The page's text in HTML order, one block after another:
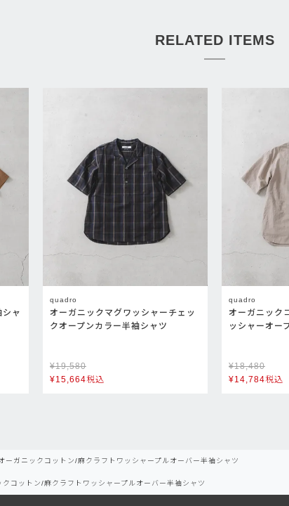
RELATED ITEMS
ャ
quadro
オーガニックマグワッシャーチェッ
クオープンカラー半袖シャツ
¥19,580
¥15,664税込
quadro
オーガニック
ッシャーオー
¥18,480
¥14,784税込
ーガニックコットン/麻クラフトワッシャープルオーバー半袖シャツ
クコットン/麻クラフトワッシャープルオーバー半袖シャツ